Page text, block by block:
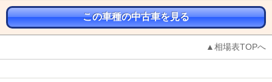
この車種の中古車を見る
▲相場表TOPへ